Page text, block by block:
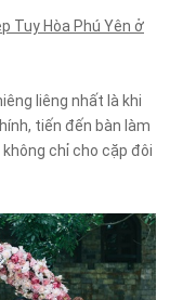
Tuy Hòa Phú Yên ở
liêng nhất là khi
tiến đến bàn làm
không chỉ cho cặp đôi